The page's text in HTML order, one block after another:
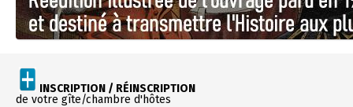
INSCRIPTION / RÉINSCRIPTION
de votre gîte/chambre d'hôtes